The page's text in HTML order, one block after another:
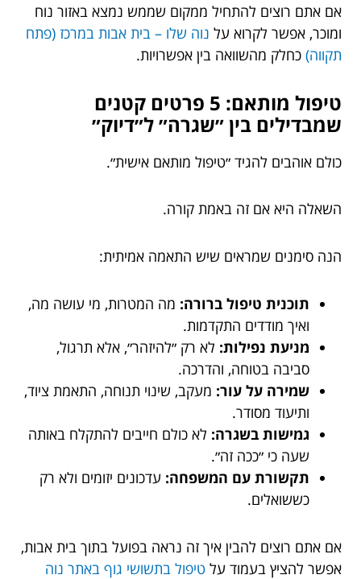
אם אתם רוצים להתחיל ממקום שממש נמצא באזור נוח
ומוכר, אפשר לקרוא על נוה שלו – בית אבות במרכז (פתח
תקווה) כחלק מהשוואה בין אפשרויות.
טיפול מותאם: 5 פרטים קטנים
שמבדילים בין ״שגרה״ ל״דיוק״
כולם אוהבים להגיד ״טיפול מותאם אישית״.
השאלה היא אם זה באמת קורה.
הנה סימנים שמראים שיש התאמה אמיתית:
תוכנית טיפול ברורה: מה המטרות, מי עושה מה,
ואיך מודדים התקדמות.
מניעת נפילות: לא רק ״להיזהר״, אלא תרגול,
סביבה בטוחה, והדרכה.
שמירה על עור: מעקב, שינוי תנוחה, התאמת ציוד,
ותיעוד מסודר.
גמישות בשגרה: לא כולם חייבים להתקלח באותה
שעה כי ״ככה זה״.
תקשורת עם המשפחה: עדכונים יזומים ולא רק
כששואלים.
אם אתם רוצים להבין איך זה נראה בפועל בתוך בית אבות,
אפשר להציץ בעמוד על טיפול בתשושי גוף באתר נוה